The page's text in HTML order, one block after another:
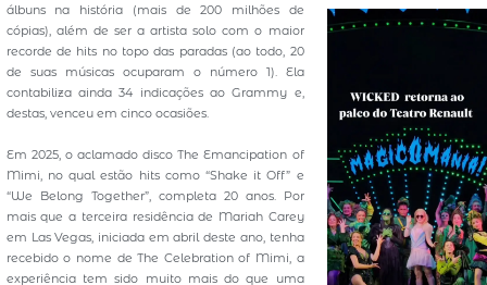
álbuns na história (mais de 200 milhões de
cópias), além de ser a artista solo com o maior
recorde de hits no topo das paradas (ao todo, 20
de suas músicas ocuparam o número 1). Ela
contabiliza ainda 34 indicações ao Grammy e,
destas, venceu em cinco ocasiões.
Em 2025, o aclamado disco The Emancipation of
Mimi, no qual estão hits como “Shake it Off” e
“We Belong Together”, completa 20 anos. Por
mais que a terceira residência de Mariah Carey
em Las Vegas, iniciada em abril deste ano, tenha
recebido o nome de The Celebration of Mimi, a
experiência tem sido muito mais do que uma